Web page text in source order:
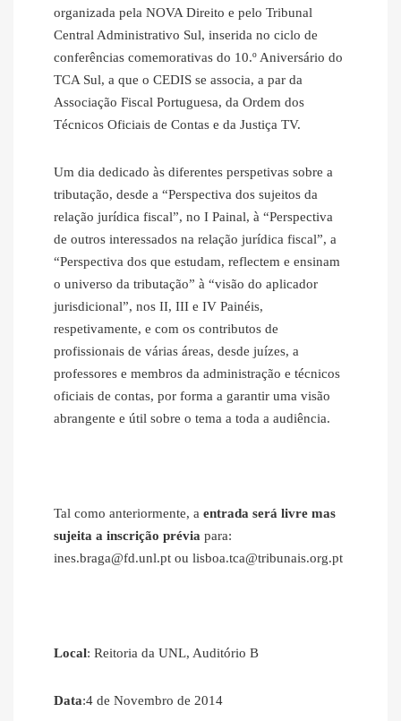
organizada pela NOVA Direito e pelo Tribunal
Central Administrativo Sul, inserida no ciclo de
conferências comemorativas do 10.º Aniversário do
TCA Sul, a que o CEDIS se associa, a par da
Associação Fiscal Portuguesa, da Ordem dos
Técnicos Oficiais de Contas e da Justiça TV.
Um dia dedicado às diferentes perspetivas sobre a
tributação, desde a “Perspectiva dos sujeitos da
relação jurídica fiscal”, no I Painal, à “Perspectiva
de outros interessados na relação jurídica fiscal”, a
“Perspectiva dos que estudam, reflectem e ensinam
o universo da tributação” à “visão do aplicador
jurisdicional”, nos II, III e IV Painéis,
respetivamente, e com os contributos de
profissionais de várias áreas, desde juízes, a
professores e membros da administração e técnicos
oficiais de contas, por forma a garantir uma visão
abrangente e útil sobre o tema a toda a audiência.
Tal como anteriormente, a entrada será livre mas
sujeita a inscrição prévia para:
ines.braga@fd.unl.pt ou lisboa.tca@tribunais.org.pt
Local: Reitoria da UNL, Auditório B
Data:4 de Novembro de 2014